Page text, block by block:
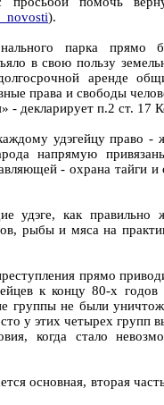
).
парка прямо
в свою пользу
аренде
права и свободы
- декларирует п.2 ст. 17
удэгейцу право -
напрямую
- охрана тайги и
удэге, как правильно
рыбы и мяса на
прямо
к концу 80-х годов
группы не были
у этих четырех групп
когда стало
основная, вторая